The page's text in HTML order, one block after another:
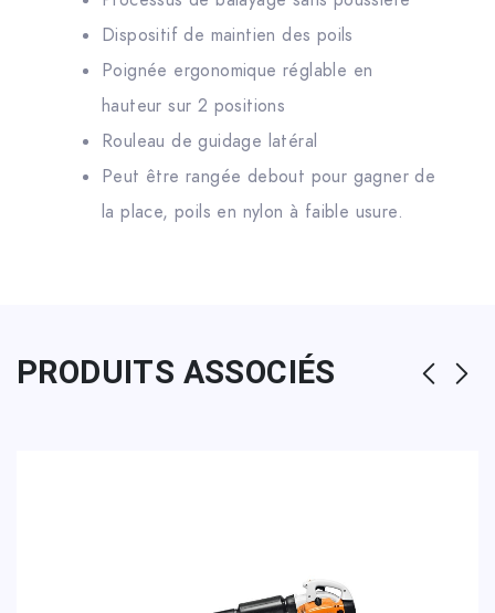
Dispositif de maintien des poils
Poignée ergonomique réglable en
hauteur sur 2 positions
Rouleau de guidage latéral
Peut être rangée debout pour gagner de
la place, poils en nylon à faible usure.
PRODUITS ASSOCIÉS